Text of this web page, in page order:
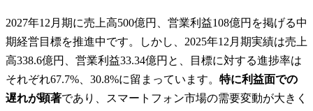
2027年12月期に売上高500億円、営業利益108億円を掲げる中
期経営目標を推進中です。しかし、2025年12月期実績は売上
高338.6億円、営業利益33.34億円と、目標に対する進捗率は
それぞれ67.7%、30.8%に留まっています。 特に利益面での
遅れが顕著であり、スマートフォン市場の需要変動が大きく